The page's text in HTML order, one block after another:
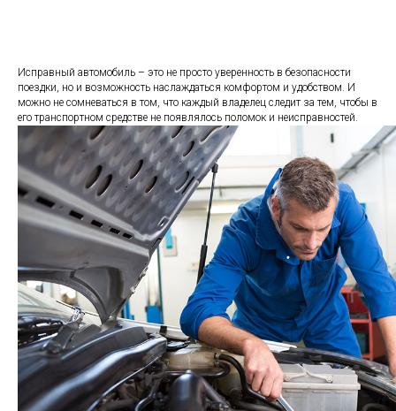
Исправный автомобиль – это не просто уверенность в безопасности
поездки, но и возможность наслаждаться комфортом и удобством. И
можно не сомневаться в том, что каждый владелец следит за тем, чтобы в
его транспортном средстве не появлялось поломок и неисправностей.